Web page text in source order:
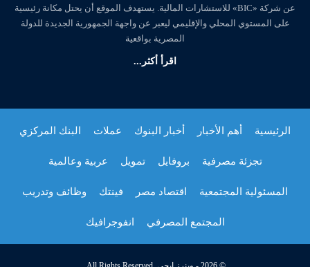
عن شركة «BIC» للاستشارات المالية. يستهدف الموقع أن يحتل مكانة رئيسية
على المستوي المحلي والإقليمي ليعبر عن واجهة الجمهورية الجديدة للدولة
المصرية بواقعية
اقرأ أكثر...
الرئيسية أهم الأخبار أخبار البنوك عملات البنك المركزي
تجزئة مصرفية بروفايل تمويل عربية وعالمية
المسئولية المجتمعية اقتصاد مصر فينتك وظائف وتدريب
المجتمع المصرفي انفوجرافيك